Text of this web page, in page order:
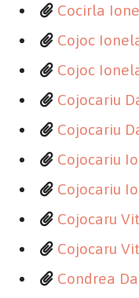
Cocirla
Cojoc
Cojoc
Cojocariu
Cojocariu
Cojocariu
Cojocariu
Cojocaru
Cojocaru
Condrea